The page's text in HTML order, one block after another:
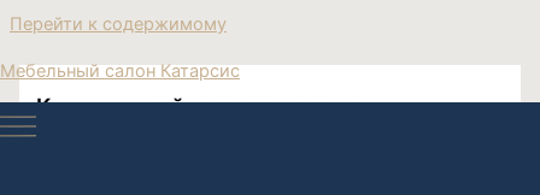
Перейти к содержимому
Мебельный салон Катарсис
Купить дизайнерское кресло